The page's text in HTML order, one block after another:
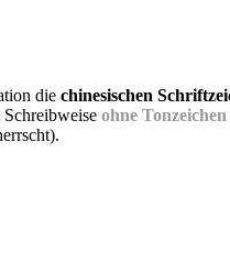
die chinesischen
ohne Tonzeichen